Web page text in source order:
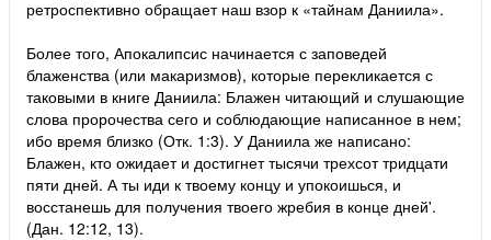
ретроспективно обращает наш взор к «тайнам Даниила».
Более того, Апокалипсис начинается с заповедей
блаженства (или макаризмов), которые перекликается с
таковыми в книге Даниила: Блажен читающий и слушающие
слова пророчества сего и соблюдающие написанное в нем;
ибо время близко (Отк. 1:3). У Даниила же написано:
Блажен, кто ожидает и достигнет тысячи трехсот тридцати
пяти дней. А ты иди к твоему концу и упокоишься, и
восстанешь для получения твоего жребия в конце дней'.
(Дан. 12:12, 13).